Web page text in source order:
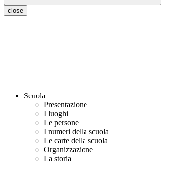
close
Scuola
Presentazione
I luoghi
Le persone
I numeri della scuola
Le carte della scuola
Organizzazione
La storia